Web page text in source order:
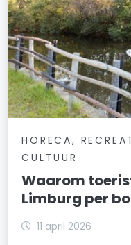
HORECA,
CULTUUR
Waarom
Limburg per
11 april 2026